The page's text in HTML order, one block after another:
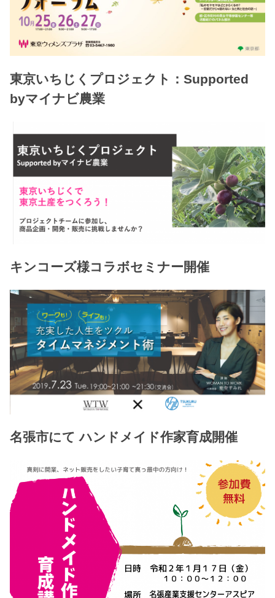
東京いちじくプロジェクト：Supported
byマイナビ農業
キンコーズ様コラボセミナー開催
名張市にて ハンドメイド作家育成開催